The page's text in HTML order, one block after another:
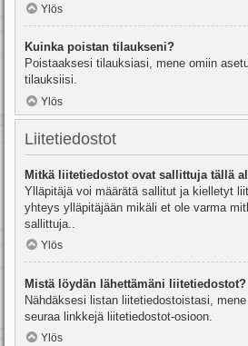
Ylös
Kuinka poistan tilaukseni?
Poistaaksesi tilauksiasi, mene omiin
tilauksiisi.
Ylös
Liitetiedostot
Mitkä liitetiedostot ovat sallittuja tällä
Ylläpitäjä voi määrätä sallitut ja kielletyt
yhteys ylläpitäjään mikäli et ole varma
sallittuja..
Ylös
Mistä löydän lähettämäni liitetiedostot?
Nähdäksesi listan liitetiedostoistasi,
seuraa linkkejä liitetiedostot-osioon.
Ylös